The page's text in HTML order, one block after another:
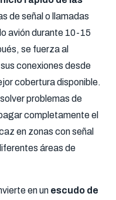
de señal o llamadas
avión durante 10-15
se fuerza al
conexiones desde
cobertura disponible.
problemas de
completamente el
en zonas con señal
áreas de
en un escudo de